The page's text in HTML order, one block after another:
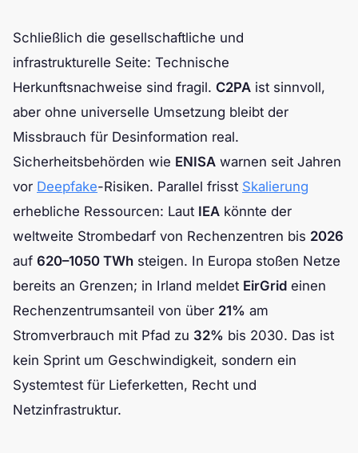
Schließlich die gesellschaftliche und
infrastrukturelle Seite: Technische
Herkunftsnachweise sind fragil. C2PA ist sinnvoll,
aber ohne universelle Umsetzung bleibt der
Missbrauch für Desinformation real.
Sicherheitsbehörden wie ENISA warnen seit Jahren
vor Deepfake-Risiken. Parallel frisst Skalierung
erhebliche Ressourcen: Laut IEA könnte der
weltweite Strombedarf von Rechenzentren bis 2026
auf 620–1050 TWh steigen. In Europa stoßen Netze
bereits an Grenzen; in Irland meldet EirGrid einen
Rechenzentrumsanteil von über 21% am
Stromverbrauch mit Pfad zu 32% bis 2030. Das ist
kein Sprint um Geschwindigkeit, sondern ein
Systemtest für Lieferketten, Recht und
Netzinfrastruktur.